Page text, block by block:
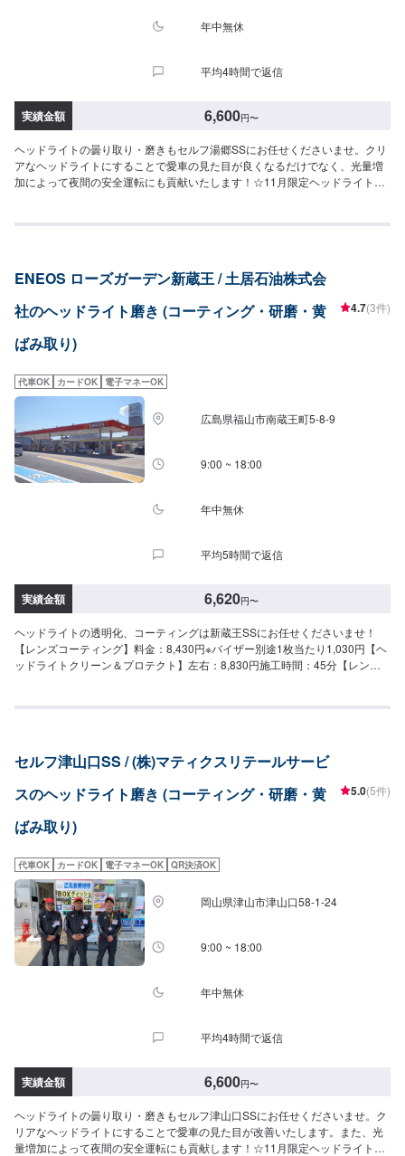
年中無休
平均4時間で返信
実績金額 6,600円〜
ヘッドライトの曇り取り・磨きもセルフ湯郷SSにお任せくださいませ。クリ
アなヘッドライトにすることで愛車の見た目が良くなるだけでなく、光量増
加によって夜間の安全運転にも貢献いたします！☆11月限定ヘッドライトク
ENEOS ローズガーデン新蔵王 / 土居石油株式会
社のヘッドライト磨き (コーティング・研磨・黄
ばみ取り)
4.7(3件)
代車OK カードOK 電子マネーOK
広島県福山市南蔵王町5-8-9
9:00 ~ 18:00
年中無休
平均5時間で返信
実績金額 6,620円〜
ヘッドライトの透明化、コーティングは新蔵王SSにお任せくださいませ！
【レンズコーティング】料金：8,430円※バイザー別途1枚当たり1,030円【ヘ
ッドライトクリーン＆プロテクト】左右：8,830円施工時間：45分【レンズ
セルフ津山口SS / (株)マティクスリテールサービ
スのヘッドライト磨き (コーティング・研磨・黄
ばみ取り)
5.0(5件)
代車OK カードOK 電子マネーOK QR決済OK
岡山県津山市津山口58-1-24
9:00 ~ 18:00
年中無休
平均4時間で返信
実績金額 6,600円〜
ヘッドライトの曇り取り・磨きもセルフ津山口SSにお任せくださいませ。ク
リアなヘッドライトにすることで愛車の見た目が改善いたします。また、光
量増加によって夜間の安全運転にも貢献します！☆11月限定ヘッドライトク